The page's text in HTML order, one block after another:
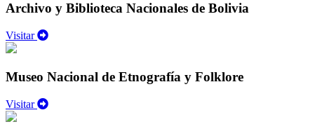
Archivo y Biblioteca Nacionales de Bolivia
Visitar
Museo Nacional de Etnografía y Folklore
Visitar